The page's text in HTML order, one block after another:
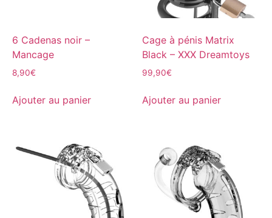
6 Cadenas noir –
Mancage
8,90€
Ajouter au panier
Cage à pénis Matrix
Black – XXX Dreamtoys
99,90€
Ajouter au panier